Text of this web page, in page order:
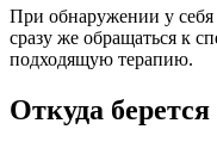
При обнаружении у
сразу же обращаться к
подходящую терапию.
Откуда